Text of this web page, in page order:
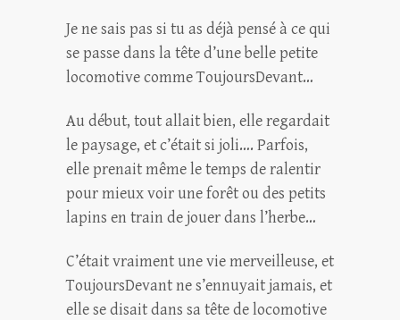
Je ne sais pas si tu as déjà pensé à ce qui
se passe dans la tête d’une belle petite
locomotive comme ToujoursDevant…
Au début, tout allait bien, elle regardait
le paysage, et c’était si joli…. Parfois,
elle prenait même le temps de ralentir
pour mieux voir une forêt ou des petits
lapins en train de jouer dans l’herbe…
C’était vraiment une vie merveilleuse, et
ToujoursDevant ne s’ennuyait jamais, et
elle se disait dans sa tête de locomotive